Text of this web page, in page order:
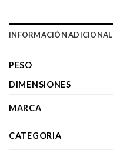
INFORMACIÓN ADICIONAL
PESO
DIMENSIONES
MARCA
CATEGORIA